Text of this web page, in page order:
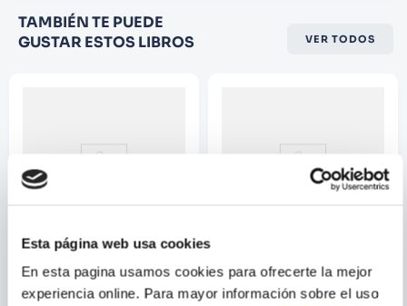
Esta página web usa cookies
En esta pagina usamos cookies para ofrecerte la mejor
experiencia online. Para mayor información sobre el uso
Califique el producto de 1 a 5
estrellas
Correo electrónico
TAMBIÉN TE PUEDE
GUSTAR ESTOS LIBROS
VER TODOS
LA OVEJITA LANITA EL CONEJO BRINCO